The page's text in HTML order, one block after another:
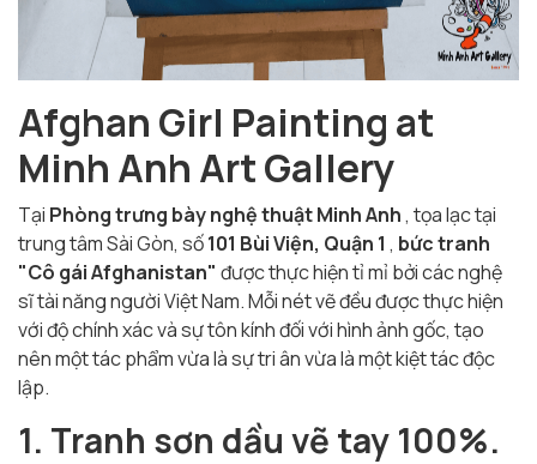
Afghan Girl Painting at
Minh Anh Art Gallery
Tại Phòng trưng bày nghệ thuật Minh Anh, tọa lạc tại
trung tâm Sài Gòn, số101 Bùi Viện, Quận 1 , bức tranh
"Cô gái Afghanistan" được thực hiện tỉ mỉ bởi các nghệ
sĩ tài năng người Việt Nam. Mỗi nét vẽ đều được thực hiện
với độ chính xác và sự tôn kính đối với hình ảnh gốc, tạo
nên một tác phẩm vừa là sự tri ân vừa là một kiệt tác độc
lập.
1. Tranh sơn dầu vẽ tay 100%.